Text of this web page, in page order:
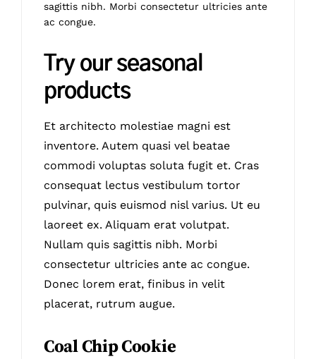
sagittis nibh. Morbi consectetur ultricies ante
ac congue.
Try our seasonal
products
Et architecto molestiae magni est
inventore. Autem quasi vel beatae
commodi voluptas soluta fugit et. Cras
consequat lectus vestibulum tortor
pulvinar, quis euismod nisl varius. Ut eu
laoreet ex. Aliquam erat volutpat.
Nullam quis sagittis nibh. Morbi
consectetur ultricies ante ac congue.
Donec lorem erat, finibus in velit
placerat, rutrum augue.
Coal Chip Cookie